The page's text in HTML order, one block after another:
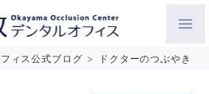
ィス公式ブログ > ドクターのつぶやき